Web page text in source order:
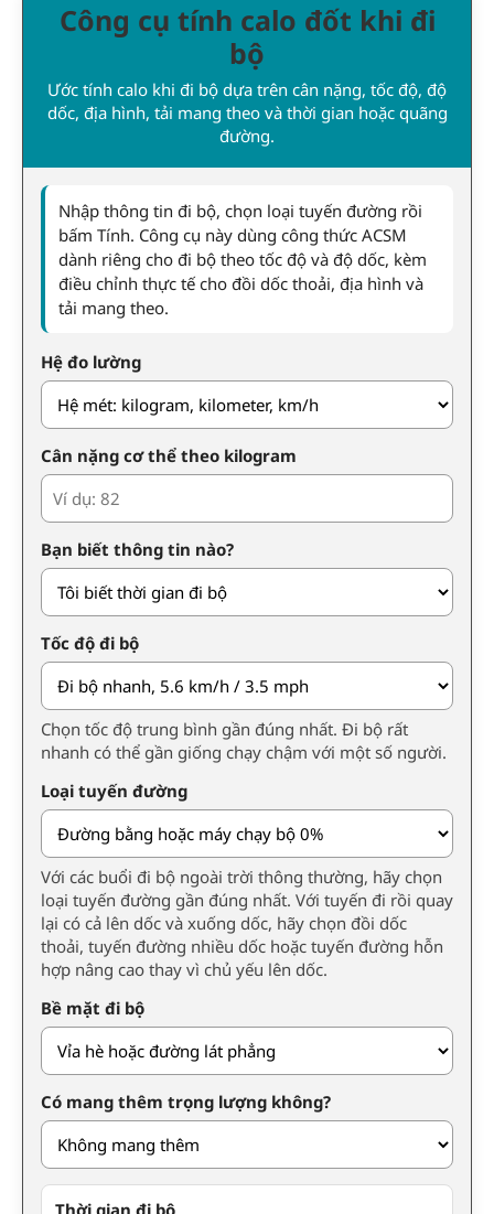
Công cụ tính calo đốt khi đi
bộ
Ước tính calo khi đi bộ dựa trên cân nặng, tốc độ, độ
dốc, địa hình, tải mang theo và thời gian hoặc quãng
đường.
Nhập thông tin đi bộ, chọn loại tuyến đường rồi
bấm Tính. Công cụ này dùng công thức ACSM
dành riêng cho đi bộ theo tốc độ và độ dốc, kèm
điều chỉnh thực tế cho đồi dốc thoải, địa hình và
tải mang theo.
Hệ đo lường
Cân nặng cơ thể theo kilogram
Bạn biết thông tin nào?
Tốc độ đi bộ
Chọn tốc độ trung bình gần đúng nhất. Đi bộ rất
nhanh có thể gần giống chạy chậm với một số người.
Loại tuyến đường
Với các buổi đi bộ ngoài trời thông thường, hãy chọn
loại tuyến đường gần đúng nhất. Với tuyến đi rồi quay
lại có cả lên dốc và xuống dốc, hãy chọn đồi dốc
thoải, tuyến đường nhiều dốc hoặc tuyến đường hỗn
hợp nâng cao thay vì chủ yếu lên dốc.
Bề mặt đi bộ
Có mang thêm trọng lượng không?
Thời gian đi bộ